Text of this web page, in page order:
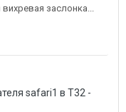
заслонка...
safari1 в T32 -